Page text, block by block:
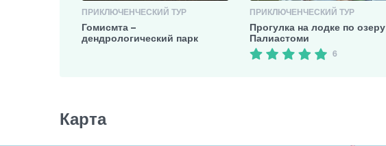
ПРИКЛЮЧЕНЧЕСКИЙ ТУР
Гомисмта –
дендрологический парк
ПРИКЛЮЧЕНЧЕСКИЙ ТУР
Прогулка на лодке по озеру
Палиастоми
6
Карта